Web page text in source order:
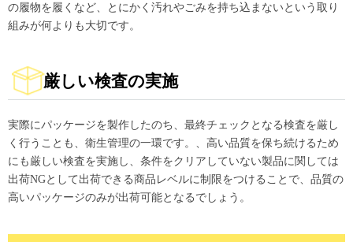
の履物を履くなど、とにかく汚れやごみを持ち込まないという取り
組みが何よりも大切です。
厳しい検査の実施
実際にパッケージを製作したのち、最終チェックとなる検査を厳し
く行うことも、衛生管理の一環です。、高い品質を保ち続けるため
にも厳しい検査を実施し、条件をクリアしていない製品に関しては
出荷NGとして出荷できる商品レベルに制限をつけることで、品質の
高いパッケージのみが出荷可能となるでしょう。